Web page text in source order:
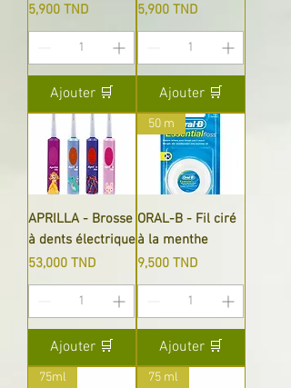
Prix
5,900 TND
Ajouter 🛒
Prix
5,900 TND
Ajouter 🛒
APRILLA - Brosse
à dents électrique
Prix
53,000 TND
Ajouter 🛒
50 m
ORAL-B - Fil ciré
à la menthe
Prix
9,500 TND
Ajouter 🛒
75ml 75 ml